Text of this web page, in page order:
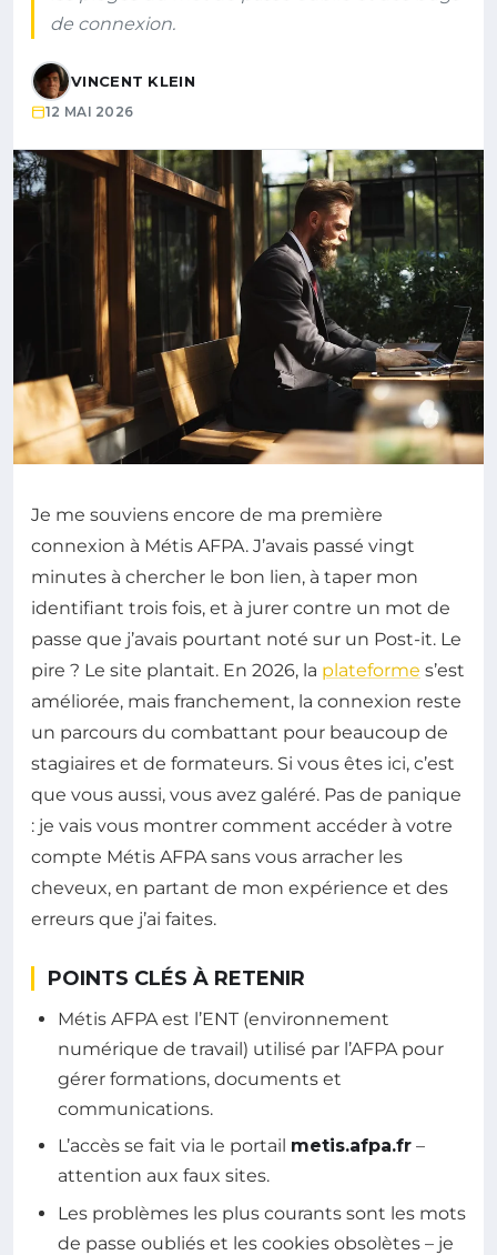
de connexion.
VINCENT KLEIN
12 MAI 2026
Je me souviens encore de ma première
connexion à Métis AFPA. J’avais passé vingt
minutes à chercher le bon lien, à taper mon
identifiant trois fois, et à jurer contre un mot de
passe que j’avais pourtant noté sur un Post-it. Le
pire ? Le site plantait. En 2026, la plateforme s’est
améliorée, mais franchement, la connexion reste
un parcours du combattant pour beaucoup de
stagiaires et de formateurs. Si vous êtes ici, c’est
que vous aussi, vous avez galéré. Pas de panique
: je vais vous montrer comment accéder à votre
compte Métis AFPA sans vous arracher les
cheveux, en partant de mon expérience et des
erreurs que j’ai faites.
POINTS CLÉS À RETENIR
Métis AFPA est l’ENT (environnement
numérique de travail) utilisé par l’AFPA pour
gérer formations, documents et
communications.
L’accès se fait via le portail metis.afpa.fr –
attention aux faux sites.
Les problèmes les plus courants sont les mots
de passe oubliés et les cookies obsolètes – je